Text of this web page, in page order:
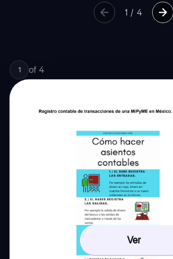
1 /4
1 of 4
Ver